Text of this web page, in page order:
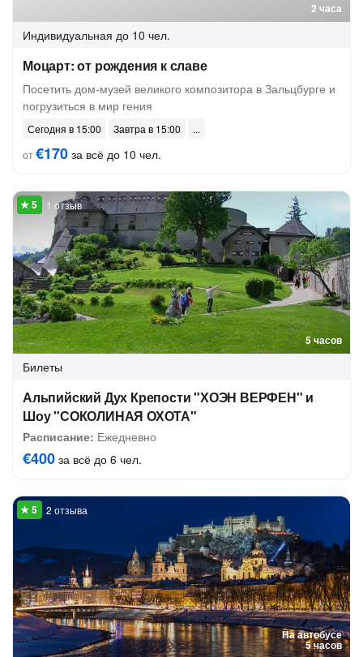
2 часа
Индивидуальная до 10 чел.
Моцарт: от рождения к славе
Посетить дом-музей великого композитора в Зальцбурге и
погрузиться в мир гения
Сегодня в 15:00
Завтра в 15:00
от€170 за всё до 10 чел.
5 часов
1 отзыв
Билеты
Альпийский Дух Крепости "ХОЭН ВЕРФЕН" и
Шоу "СОКОЛИНАЯ ОХОТА"
Расписание: Ежедневно
€400 за всё до 6 чел.
На автобусе
5 часов
2 отзыва